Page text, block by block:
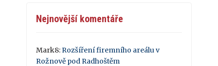
Nejnovější komentáře
Mark8: Rozšíření firemního areálu v
Rožnově pod Radhoštěm